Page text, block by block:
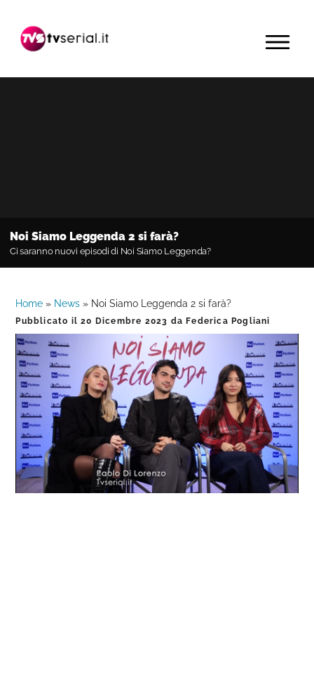
navigazione
contenuto
barra
primaria
MENU
Noi Siamo Leggenda 2 si farà?
Ci saranno nuovi episodi di Noi Siamo Leggenda?
Home » News » Noi Siamo Leggenda 2 si farà?
Pubblicato il20 Dicembre 2023 da Federica Pogliani
Unmute
Loaded:
0%
Progress:
0%